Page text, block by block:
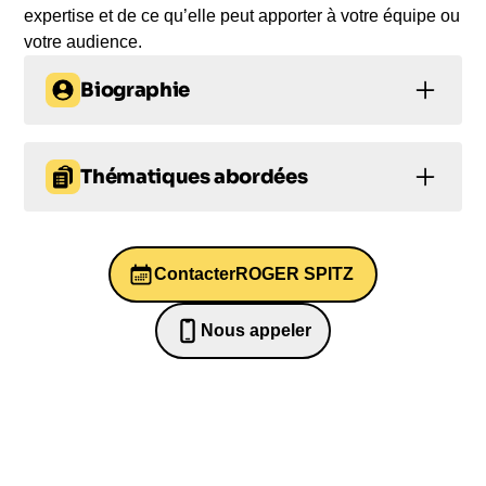
expertise et de ce qu’elle peut apporter à votre équipe ou
votre audience.
Biographie
prospectives, fondateur de Techistential, un centre
de réflexion basé à San Francisco. Il conseille les
parti des "disruptions", grâce à son expérience de
20 ans en fusions et acquisitions chez BNP
Paribas. Spitz est également un grand défenseur
des écosystèmes soutenus par le Venture Capital,
investissant dans des startups dans le secteur de
Thématiques abordées
Conduite du changement
Conduite du changement
ContacterROGER SPITZ
Nous appeler
0652698481